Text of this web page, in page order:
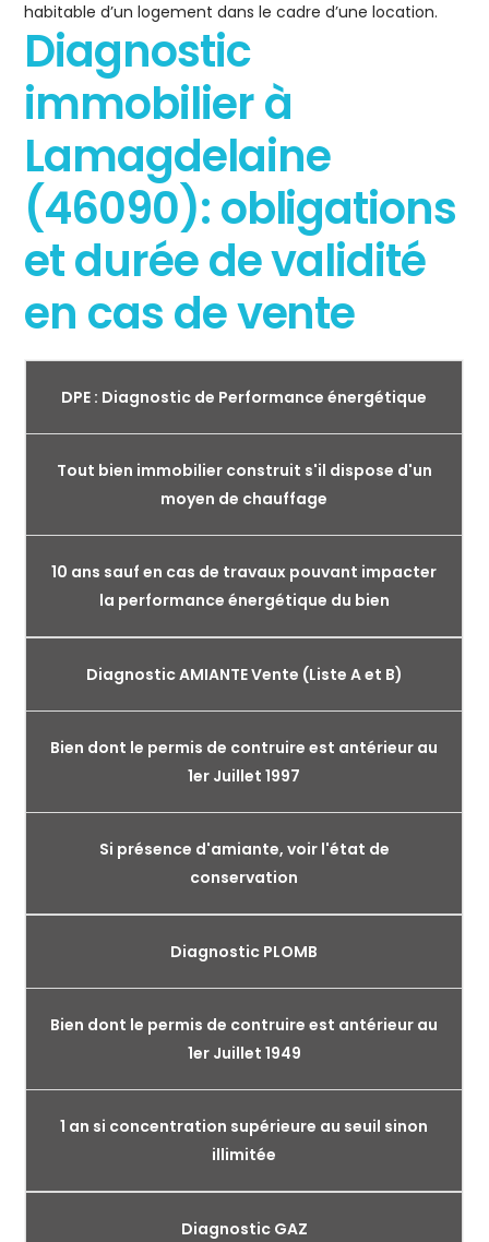
habitable d’un logement dans le cadre d’une location.
Diagnostic
immobilier à
Lamagdelaine
(46090): obligations
et durée de validité
en cas de vente
DPE : Diagnostic de Performance énergétique
Tout bien immobilier construit s'il dispose d'un
moyen de chauffage
10 ans sauf en cas de travaux pouvant impacter
la performance énergétique du bien
Diagnostic AMIANTE Vente (Liste A et B)
Bien dont le permis de contruire est antérieur au
1er Juillet 1997
Si présence d'amiante, voir l'état de
conservation
Diagnostic PLOMB
Bien dont le permis de contruire est antérieur au
1er Juillet 1949
1 an si concentration supérieure au seuil sinon
illimitée
Diagnostic GAZ